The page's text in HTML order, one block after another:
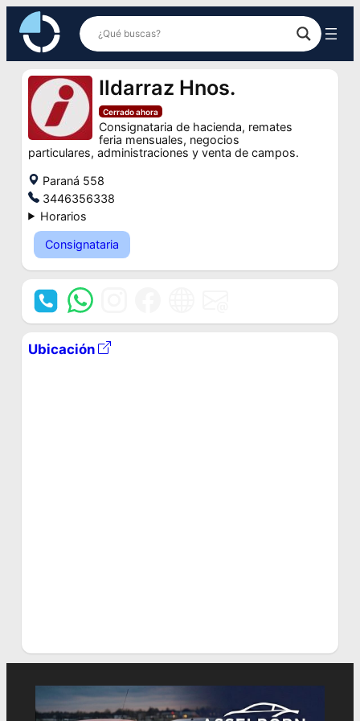
Saltar
contenido
Ildarraz Hnos.
Cerrado ahora
Consignataria de hacienda, remates
feria mensuales, negocios
particulares, administraciones y venta de campos.
Paraná 558
3446356338
Horarios
Consignataria
Ubicación